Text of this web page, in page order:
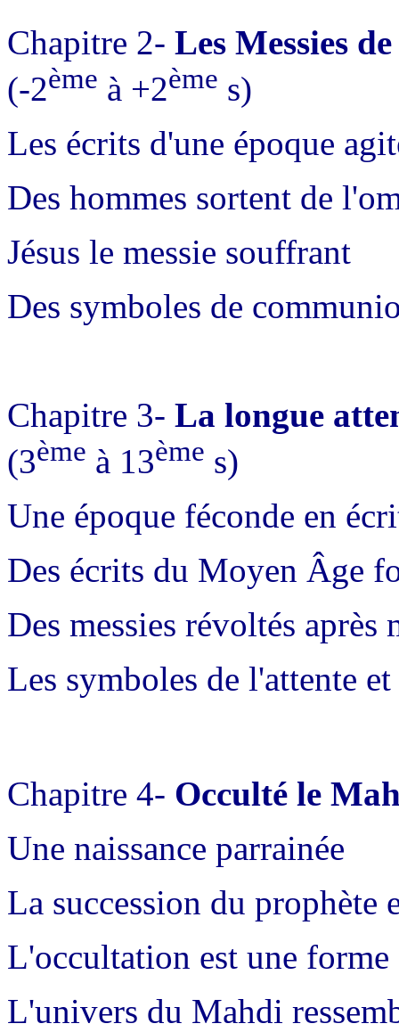
Chapitre 2- Les Messies
(-2ème à +2ème s)
Les écrits d'une époque
Des hommes sortent de
Jésus le messie souffrant
Des symboles de
Chapitre 3- La longue
(3ème à 13ème s)
Une époque féconde en
Des écrits du Moyen Âge
Des messies révoltés
Les symboles de l'attente
Chapitre 4- Occulté le
Une naissance parrainée
La succession du prophète
L'occultation est une forme
L'univers du Mahdi